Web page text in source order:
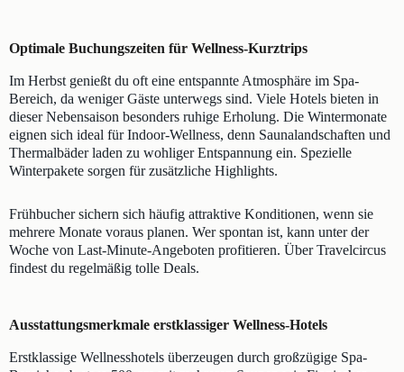
Optimale Buchungszeiten für Wellness-Kurztrips
Im Herbst genießt du oft eine entspannte Atmosphäre im Spa-
Bereich, da weniger Gäste unterwegs sind. Viele Hotels bieten in
dieser Nebensaison besonders ruhige Erholung. Die Wintermonate
eignen sich ideal für Indoor-Wellness, denn Saunalandschaften und
Thermalbäder laden zu wohliger Entspannung ein. Spezielle
Winterpakete sorgen für zusätzliche Highlights.
Frühbucher sichern sich häufig attraktive Konditionen, wenn sie
mehrere Monate voraus planen. Wer spontan ist, kann unter der
Woche von Last-Minute-Angeboten profitieren. Über Travelcircus
findest du regelmäßig tolle Deals.
Ausstattungsmerkmale erstklassiger Wellness-Hotels
Erstklassige Wellnesshotels überzeugen durch großzügige Spa-